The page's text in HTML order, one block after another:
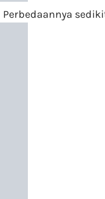
Perbedaannya